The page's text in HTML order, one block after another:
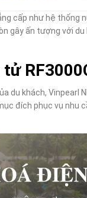
cấp như hệ thống
gây ấn tượng với
du khách, Vinpearl
đích phục vụ nhu